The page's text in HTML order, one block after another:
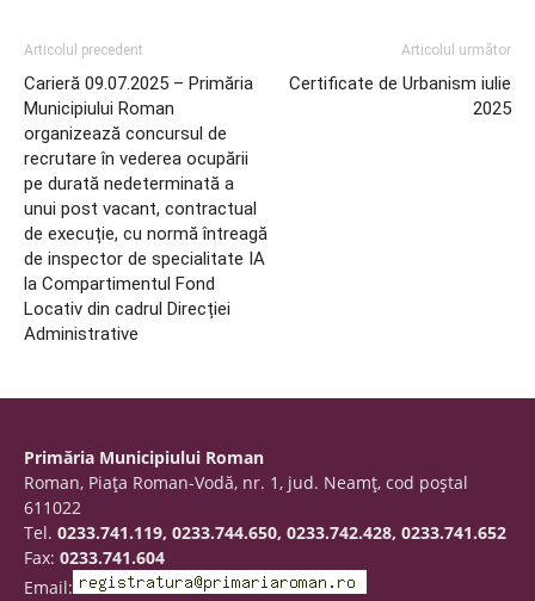
Articolul precedent
Carieră 09.07.2025 – Primăria
Municipiului Roman
organizează concursul de
recrutare în vederea ocupării
pe durată nedeterminată a
unui post vacant, contractual
de execuție, cu normă întreagă
de inspector de specialitate IA
la Compartimentul Fond
Locativ din cadrul Direcției
Administrative
Articolul următor
Certificate de Urbanism iulie
2025
Primăria Municipiului Roman
Roman, Piaţa Roman-Vodă, nr. 1, jud. Neamţ, cod poştal
611022
Tel. 0233.741.119, 0233.744.650, 0233.742.428, 0233.741.652
Fax: 0233.741.604
Email: